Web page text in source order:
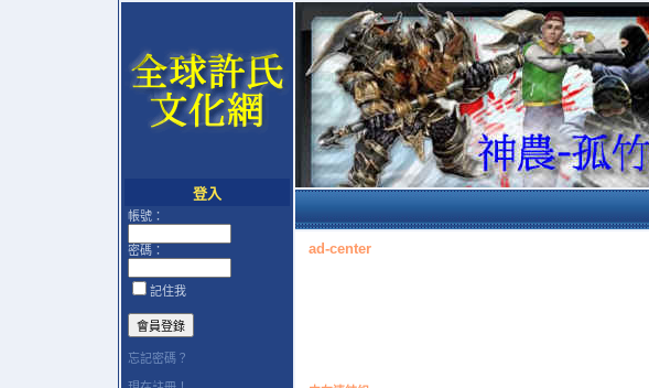
登入
帳號：
密碼：
記住我
忘記密碼？
ad-center